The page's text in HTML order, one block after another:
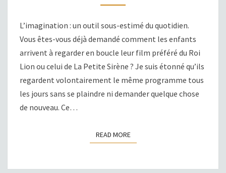
POUR
L’imagination : un outil sous-estimé du quotidien.
Vous êtes-vous déjà demandé comment les enfants
arrivent à regarder en boucle leur film préféré du Roi
Lion ou celui de La Petite Sirène ? Je suis étonné qu’ils
regardent volontairement le même programme tous
les jours sans se plaindre ni demander quelque chose
de nouveau. Ce…
READ MOREREAD MORE